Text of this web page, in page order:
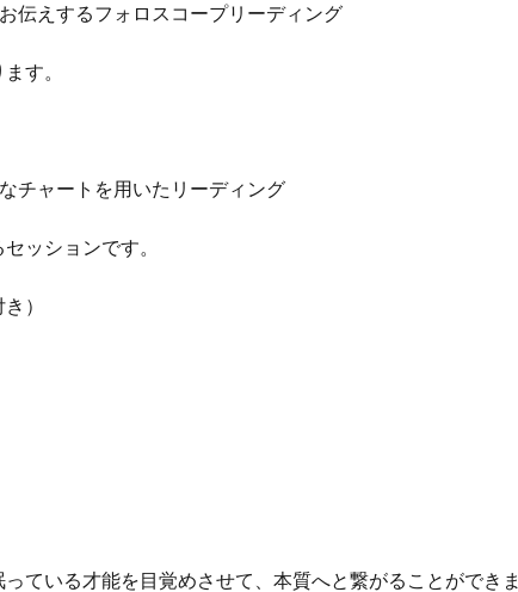
伝えするフォロスコープリーディング
す。
チャートを用いたリーディング
ッションです。
）
ている才能を目覚めさせて、本質へと繋がることができま